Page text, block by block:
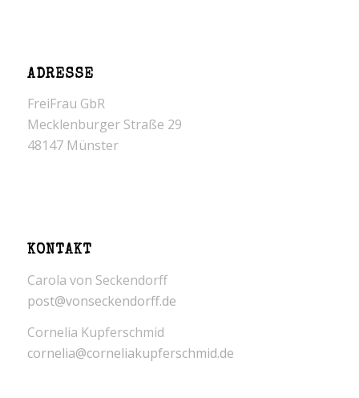
ADRESSE
FreiFrau GbR
Mecklenburger Straße 29
48147 Münster
KONTAKT
Carola von Seckendorff
post@vonseckendorff.de
Cornelia Kupferschmid
cornelia@corneliakupferschmid.de